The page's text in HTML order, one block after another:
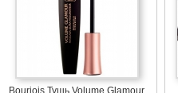
Bourjois Тушь Volume Glamour